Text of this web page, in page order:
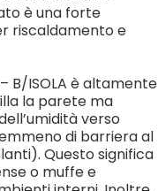
è una forte
riscaldamento e
– B/ISOLA è altamente
la parete ma
verso
di barriera al
Questo significa
o muffe e